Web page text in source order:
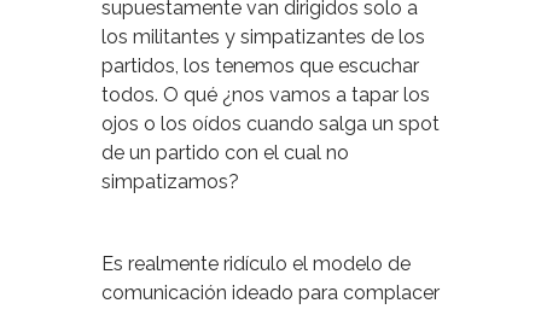
supuestamente van dirigidos solo a
los militantes y simpatizantes de los
partidos, los tenemos que escuchar
todos. O qué ¿nos vamos a tapar los
ojos o los oídos cuando salga un spot
de un partido con el cual no
simpatizamos?
Es realmente ridículo el modelo de
comunicación ideado para complacer